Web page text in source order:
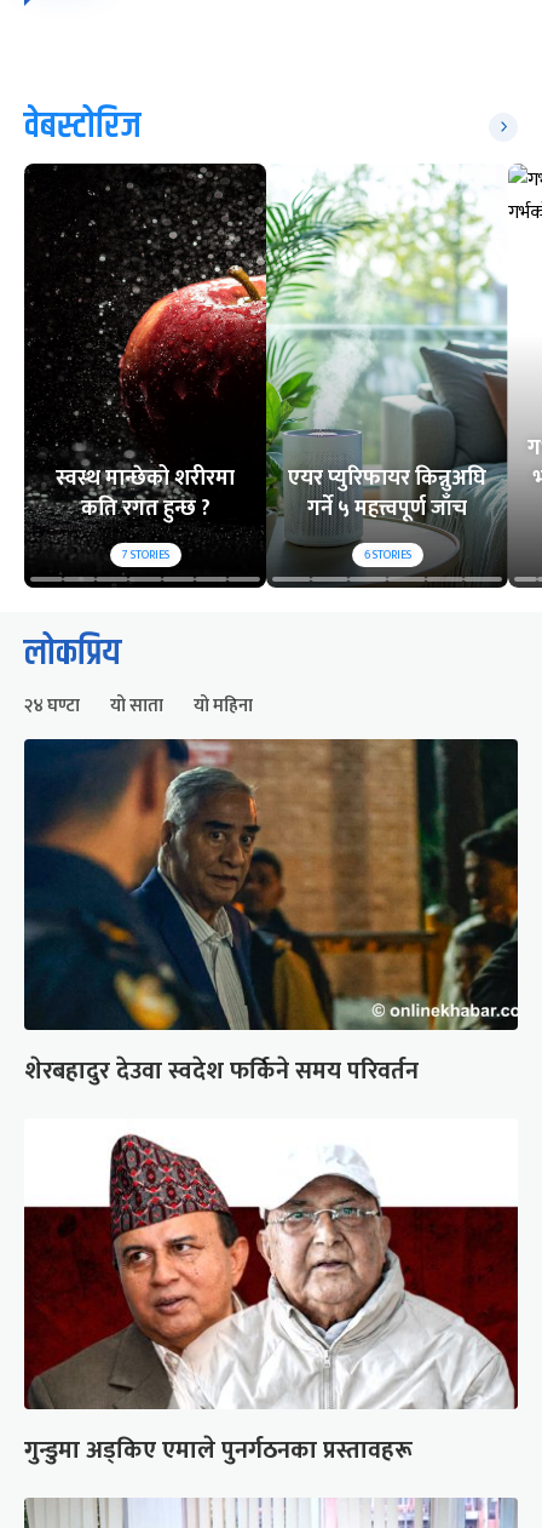
वेबस्टोरिज
स्वस्थ मान्छेको शरीरमा
कति रगत हुन्छ ?
7STORIES
एयर प्युरिफायर किन्नुअघि
गर्ने ५ महत्त्वपूर्ण जाँच
6STORIES
लोकप्रिय
२४ घण्टा यो साता यो महिना
शेरबहादुर देउवा स्वदेश फर्किने समय परिवर्तन
गुन्डुमा अड्किए एमाले पुनर्गठनका प्रस्तावहरू